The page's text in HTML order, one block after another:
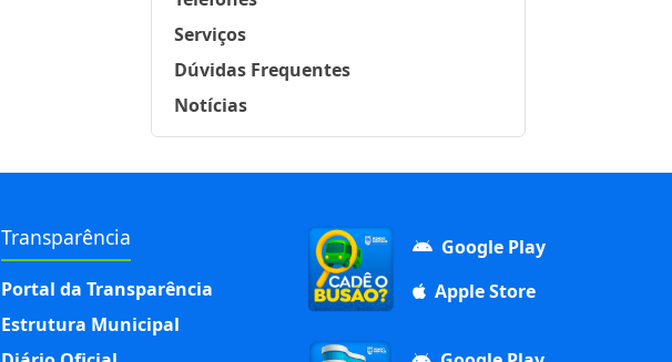
Serviços
Dúvidas Frequentes
Notícias
Transparência
Portal da Transparência
Estrutura Municipal
Google Play
Apple Store